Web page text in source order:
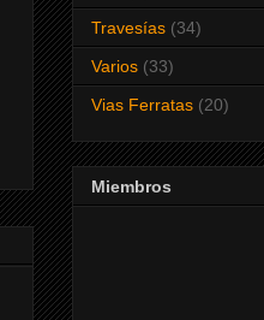
Travesías (34)
Varios (33)
Vias Ferratas (20)
Miembros